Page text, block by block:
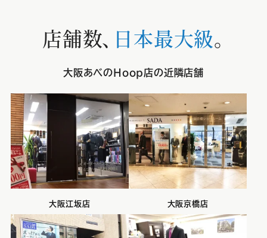
店舗数、 日本最大級。
大阪あべのHoop店の近隣店舗
大阪江坂店 大阪京橋店